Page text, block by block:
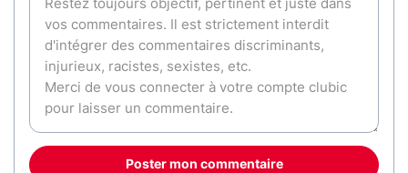
Poster mon commentaire